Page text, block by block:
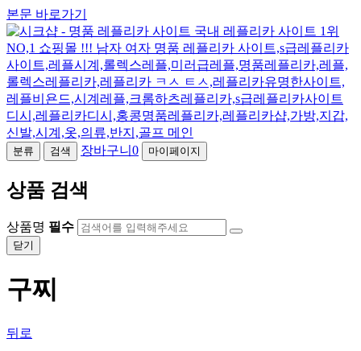
본문 바로가기
분류 검색 장바구니 0 마이페이지
상품 검색
상품명 필수
닫기
구찌
뒤로